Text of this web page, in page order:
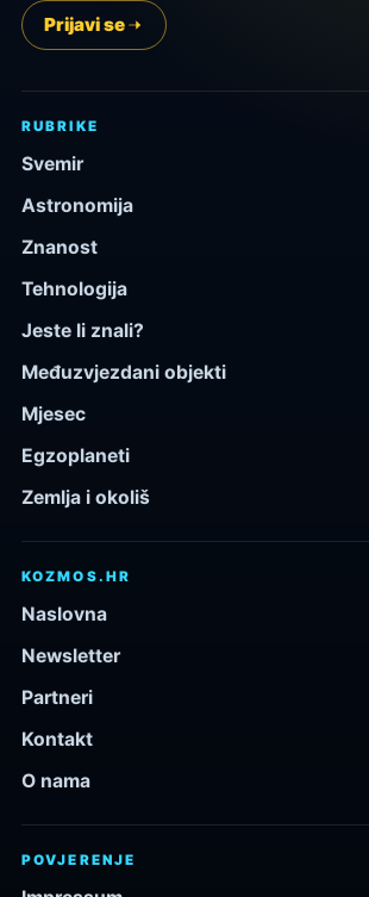
Prijavi se
RUBRIKE
Svemir
Astronomija
Znanost
Tehnologija
Jeste li znali?
Međuzvjezdani objekti
Mjesec
Egzoplaneti
Zemlja i okoliš
KOZMOS.HR
Naslovna
Newsletter
Partneri
Kontakt
O nama
POVJERENJE